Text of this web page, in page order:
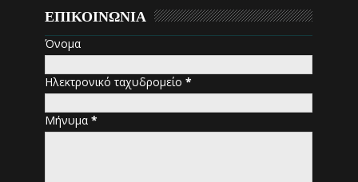
ΕΠΙΚΟΙΝΩΝΙΑ
Όνομα
Ηλεκτρονικό ταχυδρομείο*
Μήνυμα*